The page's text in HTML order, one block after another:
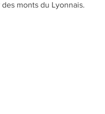
monts du Lyonnais.